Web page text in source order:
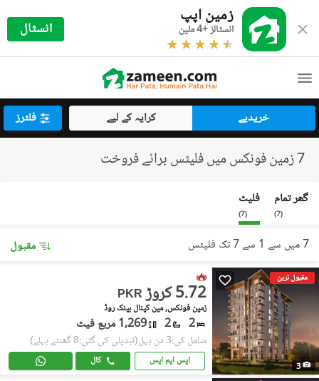
زمین اپپ
انسٹالز +4 ملین انسٹال
خریدیے کرایہ کے لیے فلٹرز
7 زمین فونکس میں فلیٹس برائے فروخت
گھر تمام
(
7
)
فلیٹ
(
7
)
7 میں سے 1 سے 7 تک فلیٹس مقبول
مقبول ترین
3
PKR 5.72 کروڑ
زمین فونکس, مین کینال بینک روڈ
2
2 1,269 مربع فیٹ
شامل کی:3 دن پہل (تبدیلی کی گئی:8 گھنٹے پہلے)
ایس ایم ایس کال